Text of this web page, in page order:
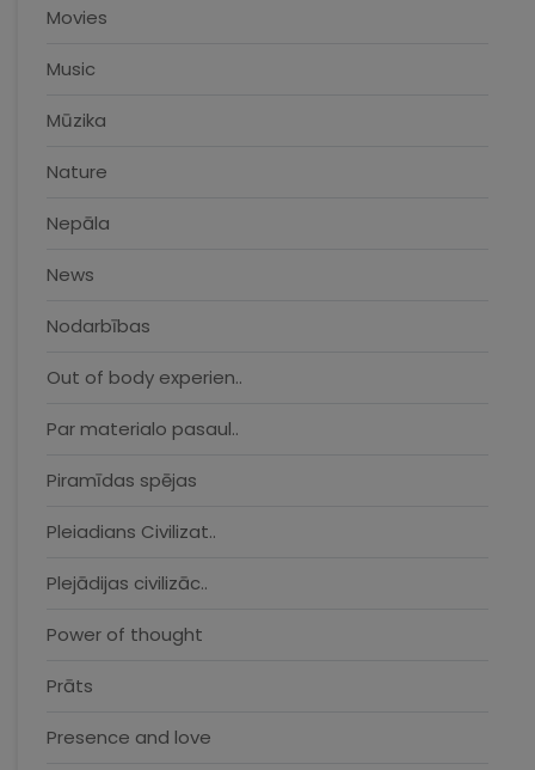
Movies
Music
Mūzika
Nature
Nepāla
News
Nodarbības
Out of body experien..
Par materialo pasaul..
Piramīdas spējas
Pleiadians Civilizat..
Plejādijas civilizāc..
Power of thought
Prāts
Presence and love